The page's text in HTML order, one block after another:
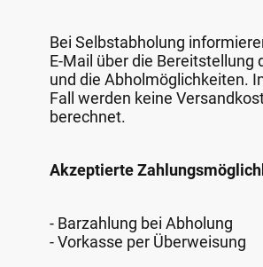
Bei Selbstabholung
E-Mail über die Bereitstellung
und die Abholmöglichkeiten.
Fall werden keine
berechnet.
Akzeptierte
- Barzahlung bei Abholung
- Vorkasse per Überweisung